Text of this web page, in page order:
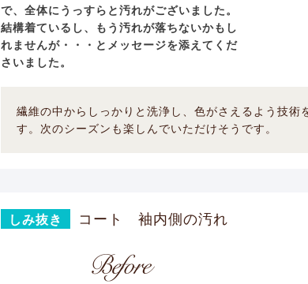
で、全体にうっすらと汚れがございました。
結構着ているし、もう汚れが落ちないかもし
れませんが・・・とメッセージを添えてくだ
さいました。
繊維の中からしっかりと洗浄し、色がさえるよう技術
す。次のシーズンも楽しんでいただけそうです。
しみ抜き コート 袖内側の汚れ